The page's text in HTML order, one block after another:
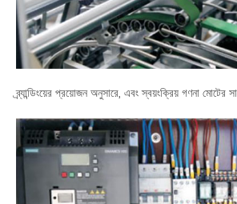
ব্র্যান্ডিংয়ের প্রয়োজন অনুসারে, এবং স্বয়ংক্রিয় গণনা মোটের